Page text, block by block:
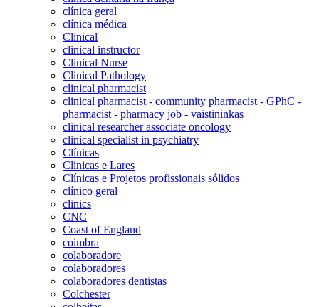
clínica geral
clínica médica
Clinical
clinical instructor
Clinical Nurse
Clinical Pathology
clinical pharmacist
clinical pharmacist - community pharmacist - GPhC -
pharmacist - pharmacy job - vaistininkas
clinical researcher associate oncology
clinical specialist in psychiatry
Clínicas
Clínicas e Lares
Clínicas e Projetos profissionais sólidos
clínico geral
clinics
CNC
Coast of England
coimbra
colaboradore
colaboradores
colaboradores dentistas
Colchester